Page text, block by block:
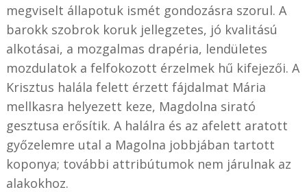
megviselt állapotuk ismét gondozásra szorul. A
barokk szobrok koruk jellegzetes, jó kvalitású
alkotásai, a mozgalmas drapéria, lendületes
mozdulatok a felfokozott érzelmek hű kifejezői. A
Krisztus halála felett érzett fájdalmat Mária
mellkasra helyezett keze, Magdolna sirató
gesztusa erősítik. A halálra és az afelett aratott
győzelemre utal a Magolna jobbjában tartott
koponya; további attribútumok nem járulnak az
alakokhoz.